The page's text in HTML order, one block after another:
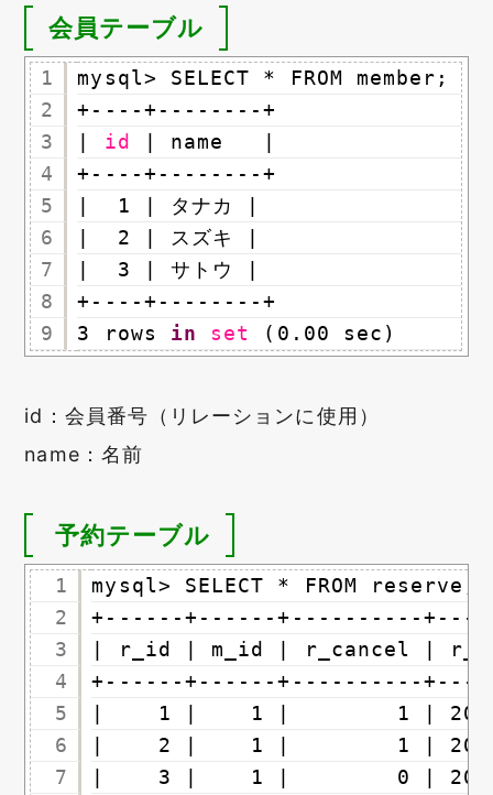
会員テーブル
1
2
3
4
5
6
7
8
9
mysql> SELECT * FROM member;
+----+--------+
id
| name   |
+----+--------+
|  1 | タナカ |
|  2 | スズキ |
|  3 | サトウ |
+----+--------+
3 rows in set (0.00 sec)
id：会員番号（リレーションに使用）
name：名前
予約テーブル
1
2
3
4
5
6
7
mysql> SELECT * FROM reserve;
+------+------+----------
| r_id | m_id | r_cancel |
+------+------+----------
|    1 |    1 |        1 |
|    2 |    1 |        1 |
|    3 |    1 |        0 |